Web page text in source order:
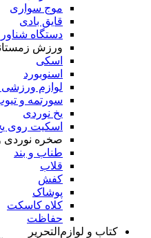
موج سواری
قایق بادی
دستگاه
ورزش
اسکی
اسنوبورد
لوازم
سورتمه و
یخ نوردی
اسکیت روی
صخره نوردی
طناب و بند
قلاب
کفش
پوشاک
کلاه کاسکت
حفاظت
کتاب و لوازم‌التحریر